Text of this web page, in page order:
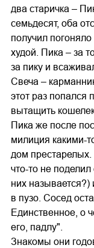
два старичка –
семьдесят, оба
получил
худой. Пика – за
за пику и
Свеча –
этот раз попался
вытащить
Пика же после
милиция какими-
дом
что-то не
них
в пузо. Сосед
Единственное, о
его, падлу".
Знакомы они